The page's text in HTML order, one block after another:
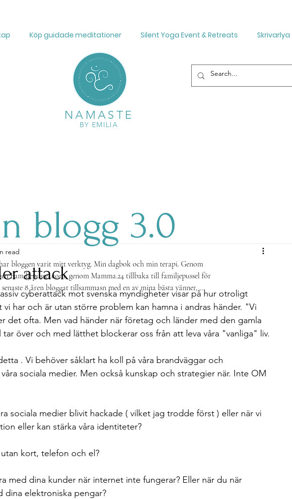
NAMASTE
BY EMILIA
Köp guidade meditationer Silent Yoga Event & Retreats Skrivarlya
attack
read
cyberattack mot svenska myndigheter visar på hur otroligt
vi har och är utan större problem kan hamna i andras händer. "Vi
det ofta. Men vad händer när företag och länder med den gamla
över och med lätthet blockerar oss från att leva våra "vanliga" liv.
. Vi behöver såklart ha koll på våra brandväggar och
sociala medier. Men också kunskap och strategier när. Inte OM
sociala medier blivit hackade ( vilket jag trodde först ) eller när vi
eller kan stärka våra identiteter?
kort, telefon och el?
med dina kunder när internet inte fungerar? Eller när du när
dina elektroniska pengar?
blogg 3.0
bloggen varit mitt verktyg. Min dagbok och min terapi. Genom
Familjepussel.com, genom Mamma.24 tillbaka till familjepussel för
senaste 8 åren bloggat tillsammasn med en av mina bästa vänner,
på hennens bloggbortal.
men min oassion för det skrivna ordet kommer alltid alltid
inte räcker till och när min skrivlust blivit dörstor sjösätter